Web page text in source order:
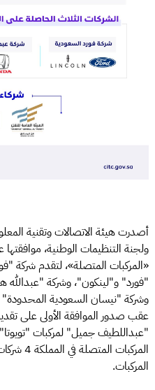
أصدرت هيئة الاتصالات وتقنية
ولجنة التنظيمات الوطنية،
«المركبات المتصلة»، لتقدم شركة
"فورد" و"لينكون"، وشركة
وشركة "نيسان السعودية المحدودة"
عقب صدور الموافقة الأولى على
"عبداللطيف جميل" لمركبات
المركبات.